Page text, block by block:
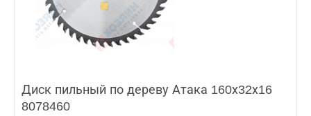
Диск пильный по дереву Атака 160х32х16
8078460